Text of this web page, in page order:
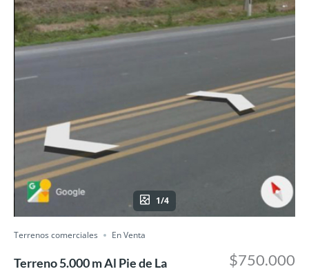
1/4
Terrenos comerciales En Venta
Terreno 5.000 m Al Pie de La
$750.000